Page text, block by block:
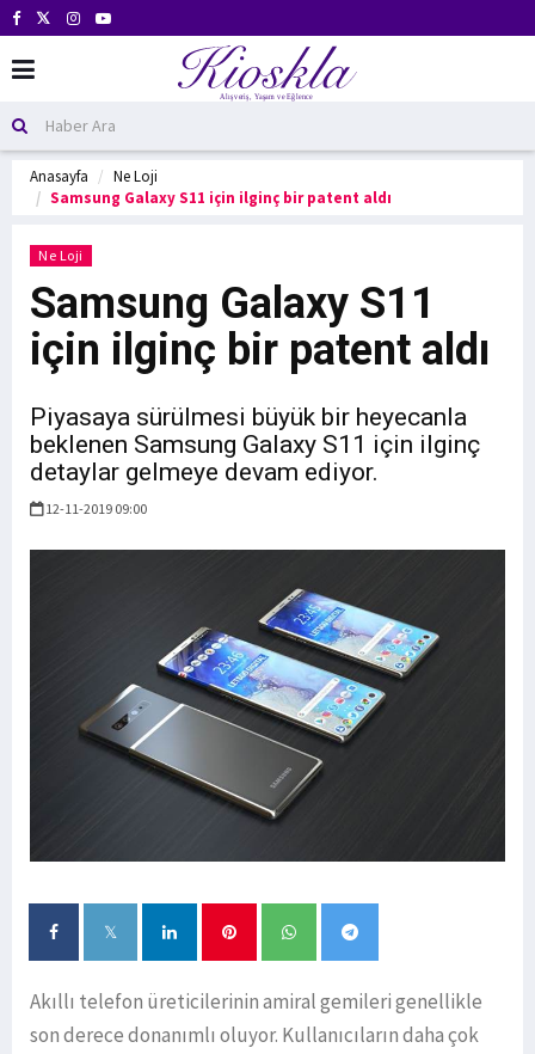
Anasayfa
Ne Loji
Samsung Galaxy S11 için ilginç bir patent aldı
Ne Loji
Samsung Galaxy S11
için ilginç bir patent aldı
Piyasaya sürülmesi büyük bir heyecanla
beklenen Samsung Galaxy S11 için ilginç
detaylar gelmeye devam ediyor.
12-11-2019 09:00
Akıllı telefon üreticilerinin amiral gemileri genellikle
son derece donanımlı oluyor. Kullanıcıların daha çok